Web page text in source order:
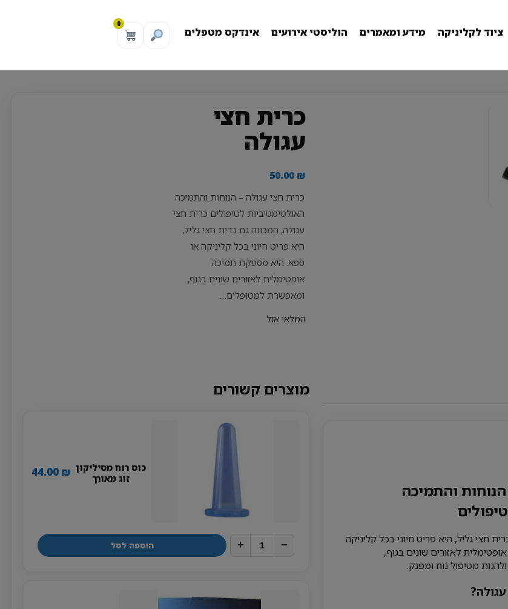
ציוד לקליניקה מידע ומאמרים הוליסטי אירועים אינדקס מטפלים
0
כרית חצי
עגולה
50.00 ₪
כרית חצי עגולה – הנוחות והתמיכה
האולטימטיביות לטיפולים כרית חצי
עגולה, המכונה גם כרית חצי גליל,
היא פריט חיוני בכל קליניקה או
ספא. היא מספקת תמיכה
אופטימלית לאזורים שונים בגוף,
ומאפשרת למטופלים…
המלאי אזל
והתמיכה
חצי גליל, היא פריט חיוני בכל קליניקה
לאזורים שונים בגוף,
מטיפול נוח ומפנק.
מוצרים קשורים
כוס רוח מסיליקון
זוג מאורך
44.00 ₪
−
+ הוספה לסל